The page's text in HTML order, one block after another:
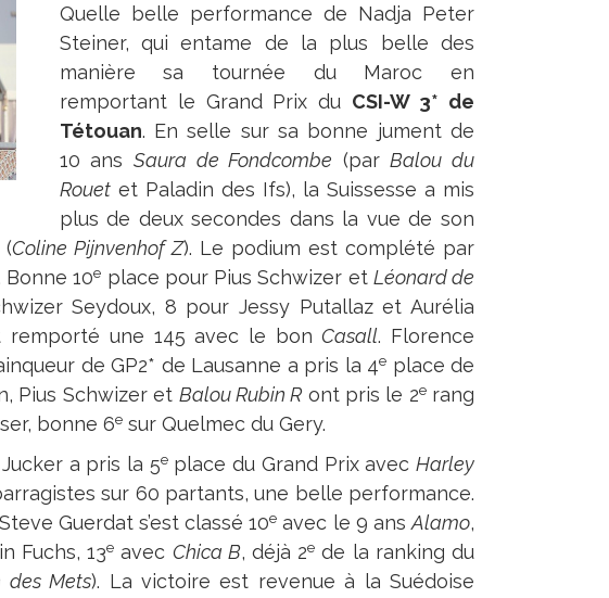
Quelle belle performance de Nadja Peter
Steiner, qui entame de la plus belle des
manière sa tournée du Maroc en
remportant le Grand Prix du CSI-W 3* de
Tétouan. En selle sur sa bonne jument de
10 ans Saura de Fondcombe (parBalou du
Rouetet Paladin des Ifs), la Suissesse a mis
plus de deux secondes dans la vue de son
(Coline Pijnvenhof Z). Le podium est complété par
Bonne 10e place pour Pius Schwizer et Léonard de
Seydoux, 8 pour Jessy Putallaz et Aurélia
remporté une 145 avec le bonCasall. Florence
de GP2* de Lausanne a pris la 4e place de
Pius Schwizer et Balou Rubin Ront pris le 2erang
bonne 6esur Quelmec du Gery.
a pris la 5eplace du Grand Prix avec Harley
sur 60 partants, une belle performance.
Guerdat s’est classé 10e avec le 9 ansAlamo,
Fuchs, 13e avec Chica B, déjà 2e de la ranking du
des Mets). La victoire est revenue à la Suédoise